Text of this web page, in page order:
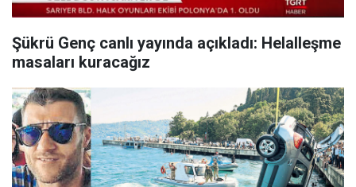
Şükrü Genç canlı yayında açıkladı: Helalleşme
masaları kuracağız